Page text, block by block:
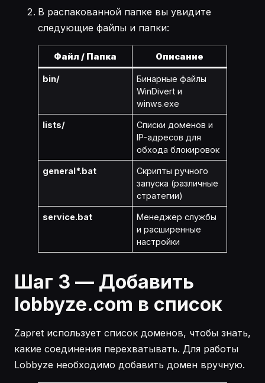
В распакованной папке вы увидите
следующие файлы и папки:
Файл / Папка Описание
bin/
Бинарные файлы
WinDivert и
winws.exe
lists/
Списки доменов и
IP-адресов для
обхода блокировок
general*.bat
Скрипты ручного
запуска (различные
стратегии)
service.bat
Менеджер службы
и расширенные
настройки
Шаг 3 — Добавить
lobbyze.com в список
Zapret использует список доменов, чтобы знать,
какие соединения перехватывать. Для работы
Lobbyze необходимо добавить домен вручную.